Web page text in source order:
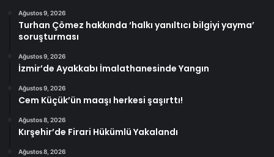
Ağustos 9, 2026
Turhan Çömez hakkında ‘halkı yanıltıcı bilgiyi yayma’
soruşturması
Ağustos 9, 2026
İzmir’de Ayakkabı İmalathanesinde Yangın
Ağustos 9, 2026
Cem Küçük’ün maaşı herkesi şaşırttı!
Ağustos 8, 2026
Kırşehir’de Firari Hükümlü Yakalandı
Ağustos 8, 2026